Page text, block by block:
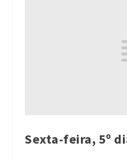
Sexta-feira, 5º